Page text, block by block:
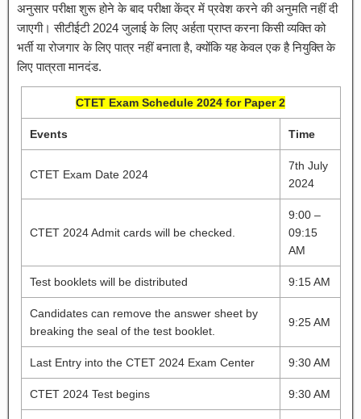
अनुसार परीक्षा शुरू होने के बाद परीक्षा केंद्र में प्रवेश करने की अनुमति नहीं दी
जाएगी। सीटीईटी 2024 जुलाई के लिए अर्हता प्राप्त करना किसी व्यक्ति को
भर्ती या रोजगार के लिए पात्र नहीं बनाता है, क्योंकि यह केवल एक है नियुक्ति के
लिए पात्रता मानदंड.
CTET Exam Schedule 2024 for Paper 2
Events Time
CTET Exam Date 2024
7th July
2024
CTET 2024 Admit cards will be checked.
9:00 –
09:15
AM
Test booklets will be distributed 9:15 AM
Candidates can remove the answer sheet by
breaking the seal of the test booklet.
9:25 AM
Last Entry into the CTET 2024 Exam Center 9:30 AM
CTET 2024 Test begins 9:30 AM